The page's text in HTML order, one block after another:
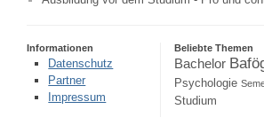
Informationen
Datenschutz
Partner
Impressum
Beliebte Themen
Bachelor
Psychologie
Studium